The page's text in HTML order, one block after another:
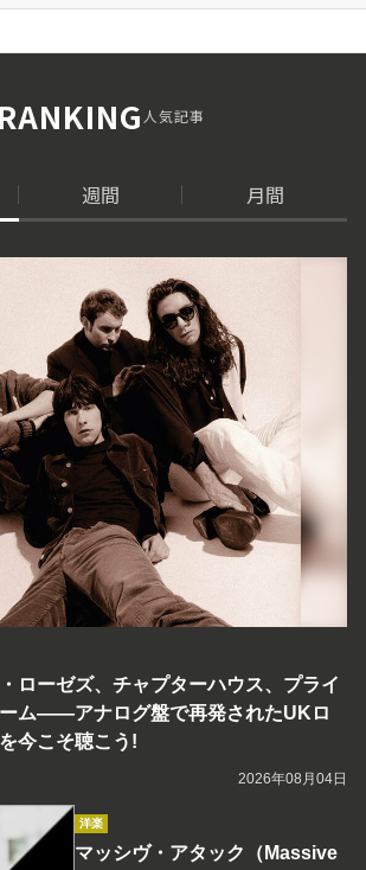
RANKING人気記事
週間 月間
ローゼズ、チャプターハウス、プライ
ム――アナログ盤で再発されたUKロ
今こそ聴こう!
2026年08月04日
洋楽
マッシヴ・アタック（Massive